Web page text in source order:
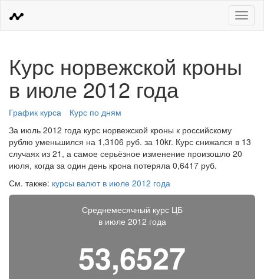
Меню
Курс норвежской кроны
в июле 2012 года
График курса
Курс по дням
За июль 2012 года курс норвежской кроны к российскому
рублю уменьшился на 1,3106 руб. за 10kr. Курс снижался в 13
случаях из 21, а самое серьёзное изменение произошло 20
июля, когда за один день крона потеряла 0,6417 руб.
См. также: курсы валют в июле 2012 года
Среднемесячный курс ЦБ
в июле 2012 года
53,6527